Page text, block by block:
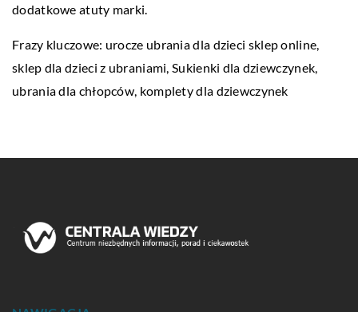
dodatkowe atuty marki.
Frazy kluczowe: urocze ubrania dla dzieci sklep online,
sklep dla dzieci z ubraniami, Sukienki dla dziewczynek,
ubrania dla chłopców, komplety dla dziewczynek